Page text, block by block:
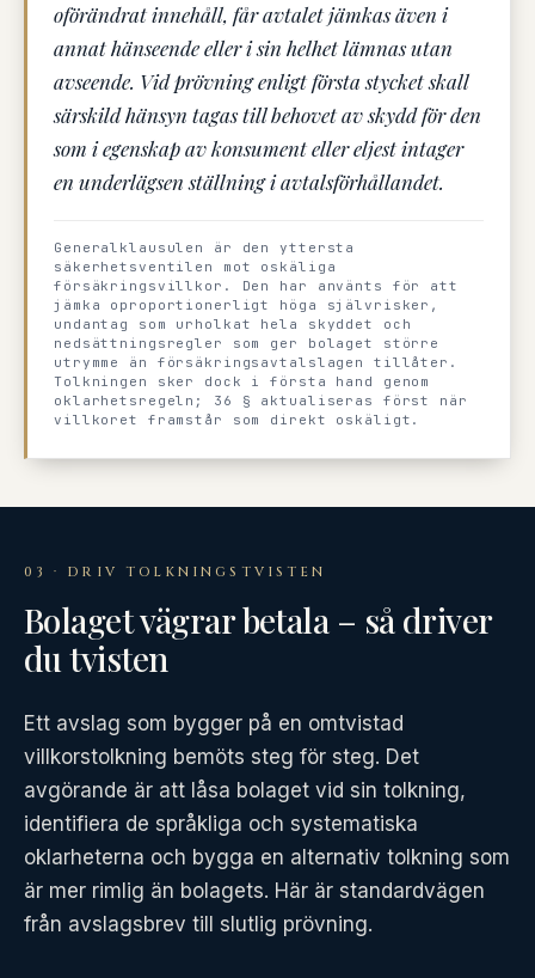
oförändrat innehåll, får avtalet jämkas även i
annat hänseende eller i sin helhet lämnas utan
avseende. Vid prövning enligt första stycket skall
särskild hänsyn tagas till behovet av skydd för den
som i egenskap av konsument eller eljest intager
en underlägsen ställning i avtalsförhållandet.
Generalklausulen är den yttersta
säkerhetsventilen mot oskäliga
försäkringsvillkor. Den har använts för att
jämka oproportionerligt höga självrisker,
undantag som urholkat hela skyddet och
nedsättningsregler som ger bolaget större
utrymme än försäkringsavtalslagen tillåter.
Tolkningen sker dock i första hand genom
oklarhetsregeln; 36 § aktualiseras först när
villkoret framstår som direkt oskäligt.
03 · DRIV TOLKNINGSTVISTEN
Bolaget vägrar betala – så driver
du tvisten
Ett avslag som bygger på en omtvistad
villkorstolkning bemöts steg för steg. Det
avgörande är att låsa bolaget vid sin tolkning,
identifiera de språkliga och systematiska
oklarheterna och bygga en alternativ tolkning som
är mer rimlig än bolagets. Här är standardvägen
från avslagsbrev till slutlig prövning.